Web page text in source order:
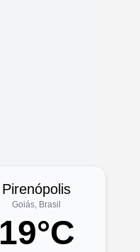
Pirenópolis
Goiás, Brasil
19°C